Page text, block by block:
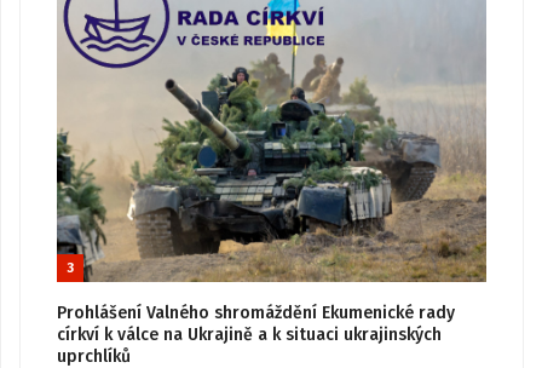
3
Prohlášení Valného shromáždění Ekumenické rady
církví k válce na Ukrajině a k situaci ukrajinských
uprchlíků